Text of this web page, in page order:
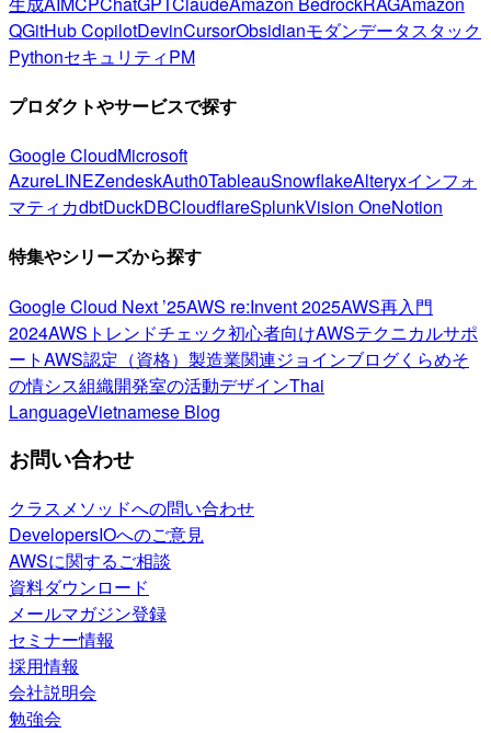
QGitHub CopilotDevinCursorObsidianモダンデータスタック
PythonセキュリティPM
プロダクトやサービスで探す
Google CloudMicrosoft
AzureLINEZendeskAuth0TableauSnowflakeAlteryxインフォ
マティカdbtDuckDBCloudflareSplunkVision OneNotion
特集やシリーズから探す
Google Cloud Next ’25AWS re:Invent 2025AWS再入門
2024AWSトレンドチェック初心者向けAWSテクニカルサポ
ートAWS認定（資格） 製造業関連ジョインブログくらめそ
の情シス組織開発室の活動デザインThai
LanguageVietnamese Blog
お問い合わせ
クラスメソッドへの問い合わせ
DevelopersIOへのご意見
AWSに関するご相談
資料ダウンロード
メールマガジン登録
セミナー情報
採用情報
会社説明会
勉強会